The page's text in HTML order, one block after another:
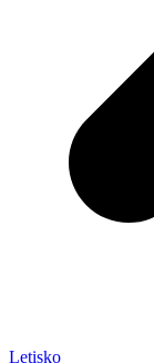
Letisko